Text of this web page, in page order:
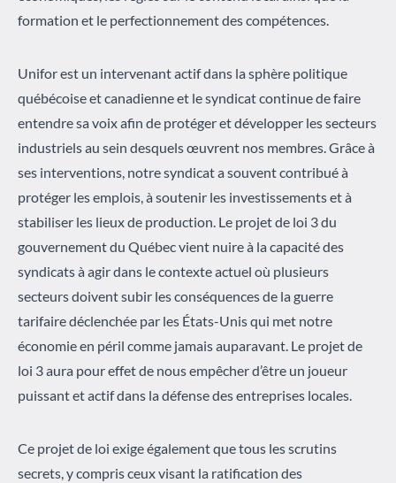
formation et le perfectionnement des compétences.
Unifor est un intervenant actif dans la sphère politique
québécoise et canadienne et le syndicat continue de faire
entendre sa voix afin de protéger et développer les secteurs
industriels au sein desquels œuvrent nos membres. Grâce à
ses interventions, notre syndicat a souvent contribué à
protéger les emplois, à soutenir les investissements et à
stabiliser les lieux de production. Le projet de loi 3 du
gouvernement du Québec vient nuire à la capacité des
syndicats à agir dans le contexte actuel où plusieurs
secteurs doivent subir les conséquences de la guerre
tarifaire déclenchée par les États-Unis qui met notre
économie en péril comme jamais auparavant. Le projet de
loi 3 aura pour effet de nous empêcher d’être un joueur
puissant et actif dans la défense des entreprises locales.
Ce projet de loi exige également que tous les scrutins
secrets, y compris ceux visant la ratification des